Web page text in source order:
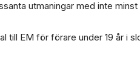
utmaningar med inte
till EM för förare under 19 år i